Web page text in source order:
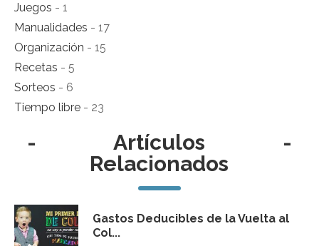
Juegos - 1
Manualidades - 17
Organización - 15
Recetas - 5
Sorteos - 6
Tiempo libre - 23
-
Artículos
Relacionados
-
Gastos Deducibles de la Vuelta al
Col...